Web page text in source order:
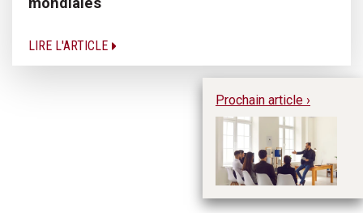
LIRE L'ARTICLE
Prochain article ›